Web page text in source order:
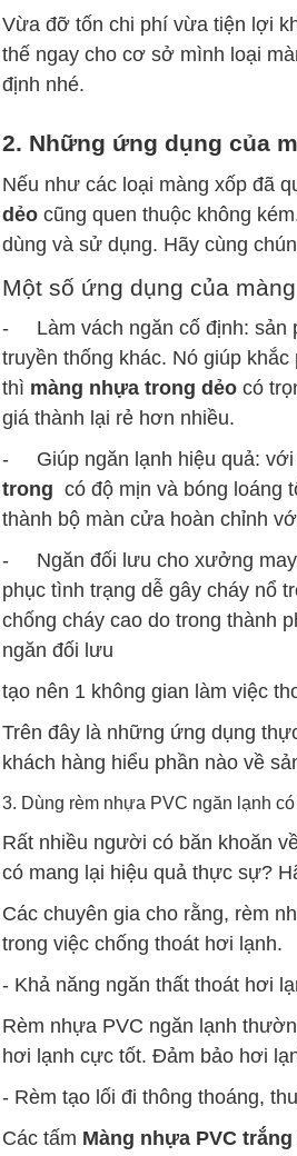
Vừa đỡ tốn chi phí vừa tiện lợi
thế ngay cho cơ sở mình loại
định nhé.
2. Những ứng dụng của
Nếu như các loại màng xốp đã
dẻocũng quen thuộc không
dùng và sử dụng. Hãy cùng
Một số ứng dụng của
- Làm vách ngăn cố định: sản
truyền thống khác. Nó giúp
thì màng nhựa trong dẻocó
giá thành lại rẻ hơn nhiều.
- Giúp ngăn lạnh hiệu quả: với
trong có độ mịn và bóng loáng
thành bộ màn cửa hoàn chỉnh
- Ngăn đối lưu cho xưởng may,
phục tình trạng dễ gây cháy nổ
chống cháy cao do trong thành
ngăn đối lưu
tạo nên 1 không gian làm việc
Trên đây là những ứng dụng
khách hàng hiểu phần nào về
3. Dùng rèm nhựa PVC ngăn lạnh
Rất nhiều người có băn khoăn
có mang lại hiệu quả thực sự?
Các chuyên gia cho rằng, rèm
trong việc chống thoát hơi lạnh.
- Khả năng ngăn thất thoát hơi
Rèm nhựa PVC ngăn lạnh
hơi lạnh cực tốt. Đảm bảo hơi
- Rèm tạo lối đi thông thoáng,
Các tấm Màng nhựa PVC